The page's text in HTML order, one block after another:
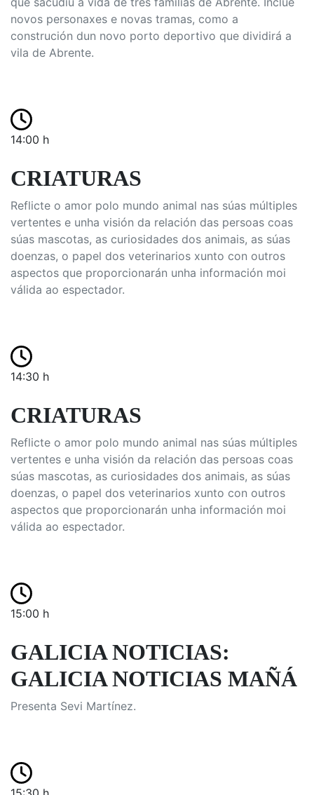
novos personaxes e novas tramas, como a
construción dun novo porto deportivo que dividirá a
vila de Abrente.
14:00 h
CRIATURAS
Reflicte o amor polo mundo animal nas súas múltiples
vertentes e unha visión da relación das persoas coas
súas mascotas, as curiosidades dos animais, as súas
doenzas, o papel dos veterinarios xunto con outros
aspectos que proporcionarán unha información moi
válida ao espectador.
14:30 h
CRIATURAS
Reflicte o amor polo mundo animal nas súas múltiples
vertentes e unha visión da relación das persoas coas
súas mascotas, as curiosidades dos animais, as súas
doenzas, o papel dos veterinarios xunto con outros
aspectos que proporcionarán unha información moi
válida ao espectador.
15:00 h
GALICIA NOTICIAS:
GALICIA NOTICIAS MAÑÁ
Presenta Sevi Martínez.